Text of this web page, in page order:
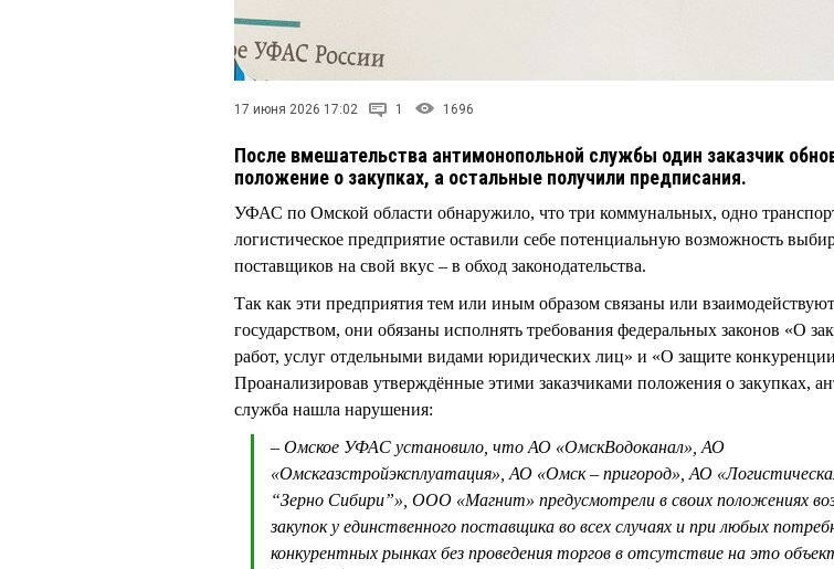
17 июня 2026 17:02 1 1696
После вмешательства антимонопольной службы один заказчик
положение о закупках, а остальные получили предписания.
УФАС по Омской области обнаружило, что три коммунальных, одно
логистическое предприятие оставили себе потенциальную возможность
поставщиков на свой вкус – в обход законодательства.
Так как эти предприятия тем или иным образом связаны или
государством, они обязаны исполнять требования федеральных законов «О
работ, услуг отдельными видами юридических лиц» и «О защите
Проанализировав утверждённые этими заказчиками положения о закупках,
служба нашла нарушения:
– Омское УФАС установило, что АО «ОмскВодоканал», АО
«Омскгазстройэксплуатация», АО «Омск – пригород», АО
“Зерно Сибири”», ООО «Магнит» предусмотрели в своих положениях
закупок у единственного поставщика во всех случаях и при любых
конкурентных рынках без проведения торгов в отсутствие на это